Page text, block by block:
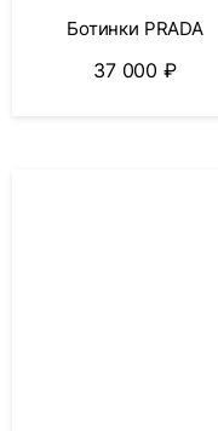
Ботинки PRADA
37 000₽